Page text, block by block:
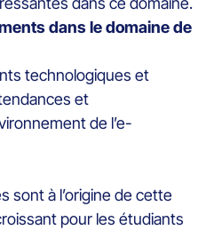
dans le domaine de
technologiques et
et
de l’e-
sont à l’origine de cette
pour les étudiants